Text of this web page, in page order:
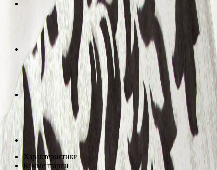
Характеристики
Комментарии